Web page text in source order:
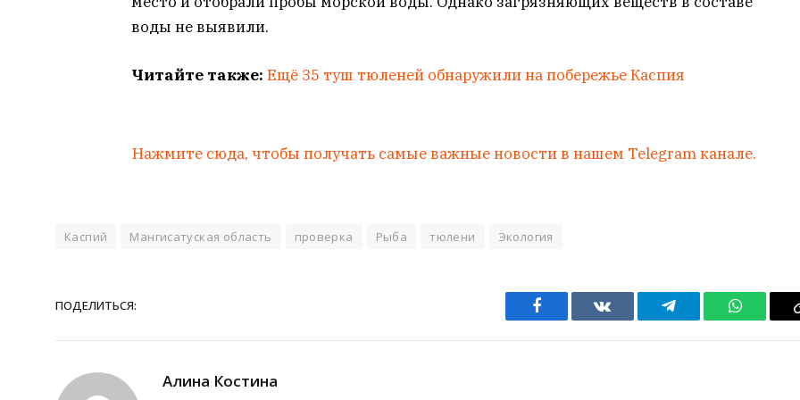
воды не выявили.
Читайте также: Ещё 35 туш тюленей обнаружили на побережье Каспия
Нажмите сюда, чтобы получать самые важные новости в нашем Telegram канале.
Каспий Мангисатуская область проверка Рыба тюлени Экология
ПОДЕЛИТЬСЯ:
Facebook VKontakteTelegram
Алина Костина